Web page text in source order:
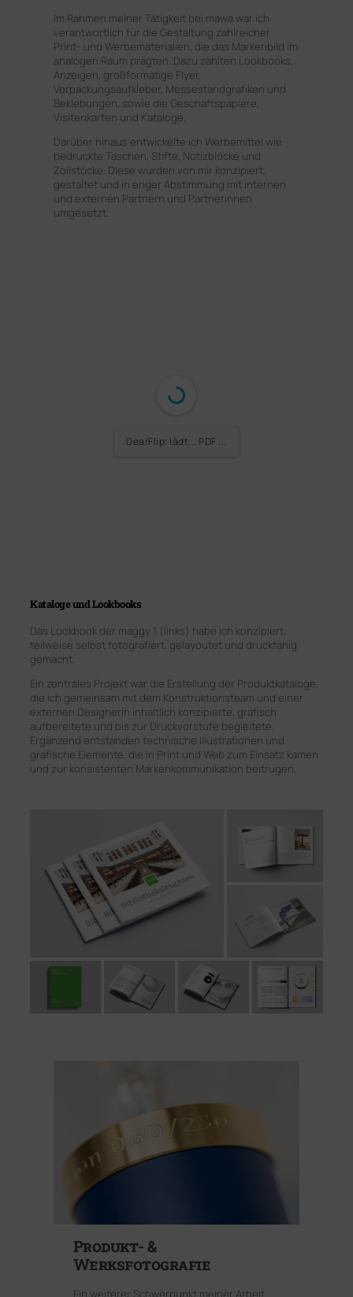
Im Rahmen meiner Tätigkeit bei mawa war ich
verantwortlich für die Gestaltung zahlreicher
Print- und Werbematerialien, die das Markenbild im
analogen Raum prägten. Dazu zählten Lookbooks,
Anzeigen, großformatige Flyer,
Verpackungsaufkleber, Messestandgrafiken und
Beklebungen, sowie die Geschäftspapiere,
Visitenkarten und Kataloge.
Darüber hinaus entwickelte ich Werbemittel wie
bedruckte Taschen, Stifte, Notizblöcke und
Zollstöcke. Diese wurden von mir konzipiert,
gestaltet und in enger Abstimmung mit internen
und externen Partnern und Partnerinnen
umgesetzt.
DearFlip: lädt... PDF ...
Kataloge und Lookbooks
Das Lookbook der maggy 1 (links) habe ich konzipiert,
teilweise selbst fotografiert, gelayoutet und druckfähig
gemacht.
Ein zentrales Projekt war die Erstellung der Produktkataloge,
die ich gemeinsam mit dem Konstruktionsteam und einer
externen Designerin inhaltlich konzipierte, grafisch
aufbereitete und bis zur Druckvorstufe begleitete.
Ergänzend entstanden technische Illustrationen und
grafische Elemente, die in Print und Web zum Einsatz kamen
und zur konsistenten Markenkommunikation beitrugen.
Produkt- &
Werksfotografie
Ein weiterer Schwerpunkt meiner Arbeit